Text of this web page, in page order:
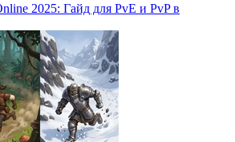
2025: Гайд для PvE и PvP в